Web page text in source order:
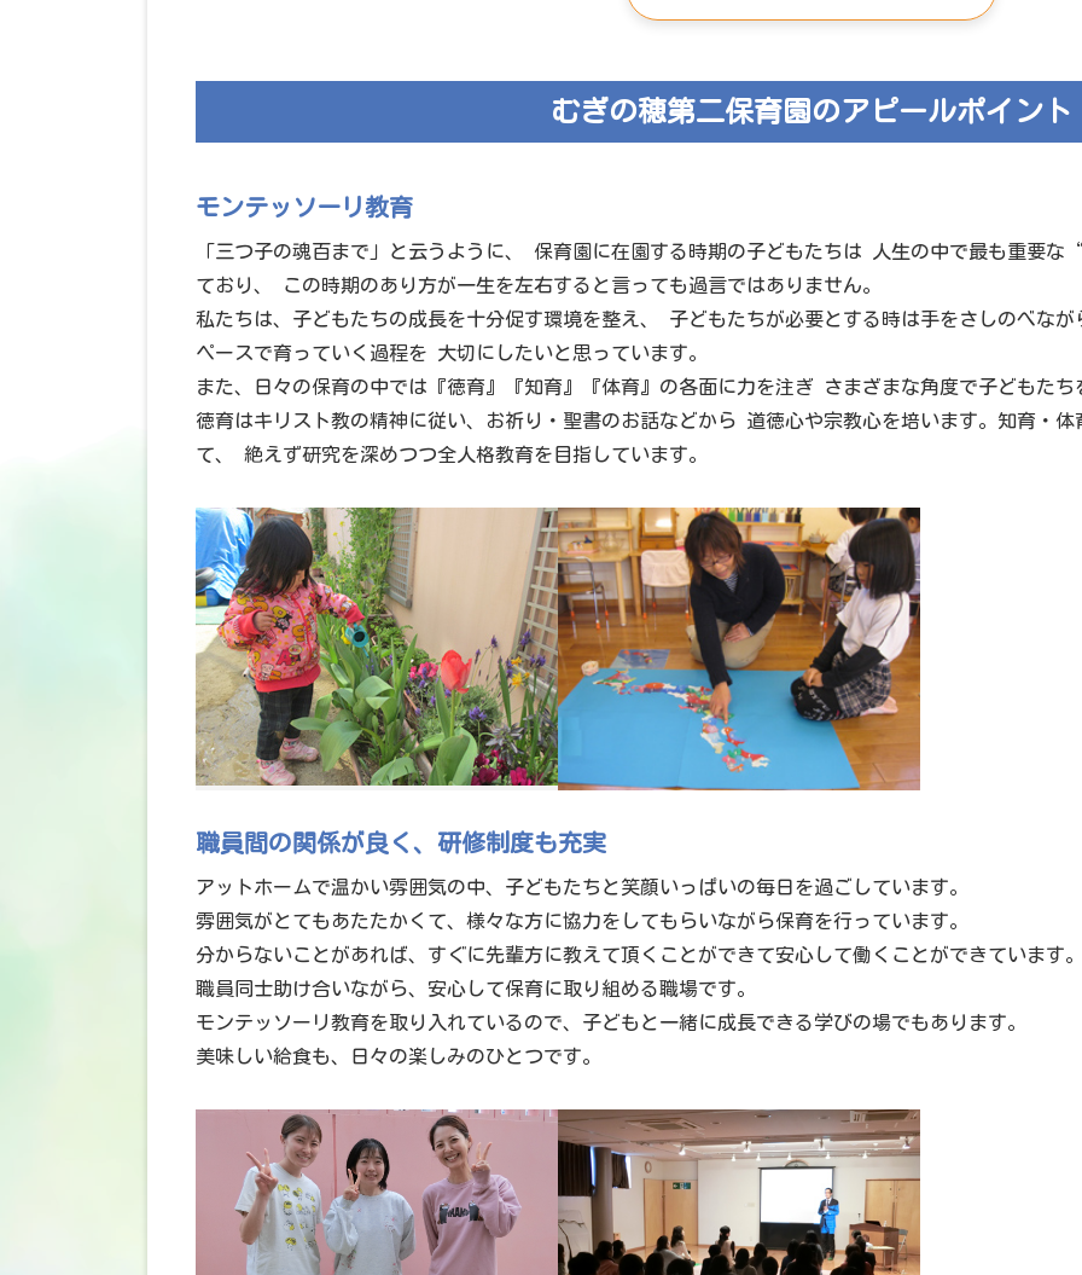
むぎの穂第二保育園のアピールポイント
モンテッソーリ教育
「三つ子の魂百まで」と云うように、 保育園に在園する時期の子どもたちは 人生の中で最も重要
ており、 この時期のあり方が一生を左右すると言っても過言ではありません。
私たちは、子どもたちの成長を十分促す環境を整え、 子どもたちが必要とする時は手をさしのべな
ペースで育っていく過程を 大切にしたいと思っています。
また、日々の保育の中では『徳育』『知育』『体育』の各面に力を注ぎ さまざまな角度で子どもた
徳育はキリスト教の精神に従い、お祈り・聖書のお話などから 道徳心や宗教心を培います。知育・
て、 絶えず研究を深めつつ全人格教育を目指しています。
職員間の関係が良く、研修制度も充実
アットホームで温かい雰囲気の中、子どもたちと笑顔いっぱいの毎日を過ごしています。
雰囲気がとてもあたたかくて、様々な方に協力をしてもらいながら保育を行っています。
分からないことがあれば、すぐに先輩方に教えて頂くことができて安心して働くことができています
職員同士助け合いながら、安心して保育に取り組める職場です。
モンテッソーリ教育を取り入れているので、子どもと一緒に成長できる学びの場でもあります。
美味しい給食も、日々の楽しみのひとつです。